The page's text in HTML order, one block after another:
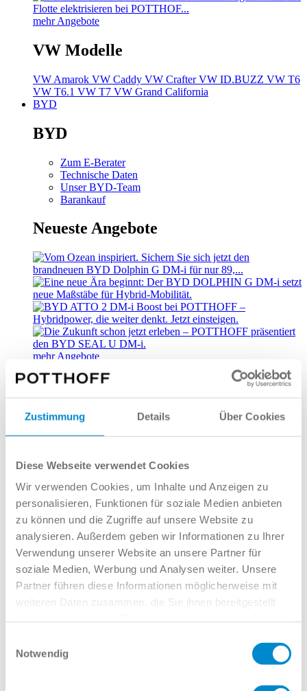
Zustimmung Details Über Cookies
Diese Webseite verwendet Cookies
Wir verwenden Cookies, um Inhalte und Anzeigen zu
personalisieren, Funktionen für soziale Medien anbieten
zu können und die Zugriffe auf unsere Website zu
analysieren. Außerdem geben wir Informationen zu Ihrer
Verwendung unserer Website an unsere Partner für
soziale Medien, Werbung und Analysen weiter. Unsere
Partner führen diese Informationen möglicherweise mit
weiteren Daten zusammen, die Sie ihnen bereitgestellt
Notwendig
mehr Angebote
VW Modelle
VW Amarok VW Caddy VW CrafterVW ID.BUZZ VW T6
VW T6.1 VW T7 VW Grand California
BYD
BYD
Zum E-Berater
Technische Daten
Unser BYD-Team
Barankauf
Neueste Angebote
mehr Angebote
Kundengruppen
Pflegedienste
Kurier-, Express- und Paketdienste
Team
Shop
Karriere
Kontakt
Großkunden
Leider ist dieses Angebot nicht
mehr verfügbar :(